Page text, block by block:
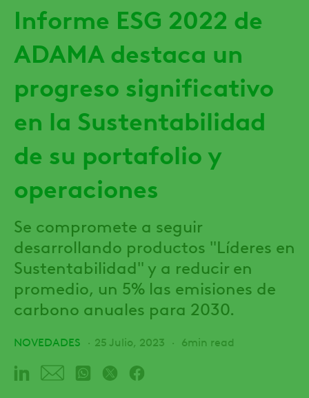
Informe ESG 2022 de
ADAMA destaca un
progreso significativo
en la Sustentabilidad
de su portafolio y
operaciones
Se compromete a seguir
desarrollando productos "Líderes en
Sustentabilidad" y a reducir en
promedio, un 5% las emisiones de
carbono anuales para 2030.
NOVEDADES 25 Julio, 2023 6min read